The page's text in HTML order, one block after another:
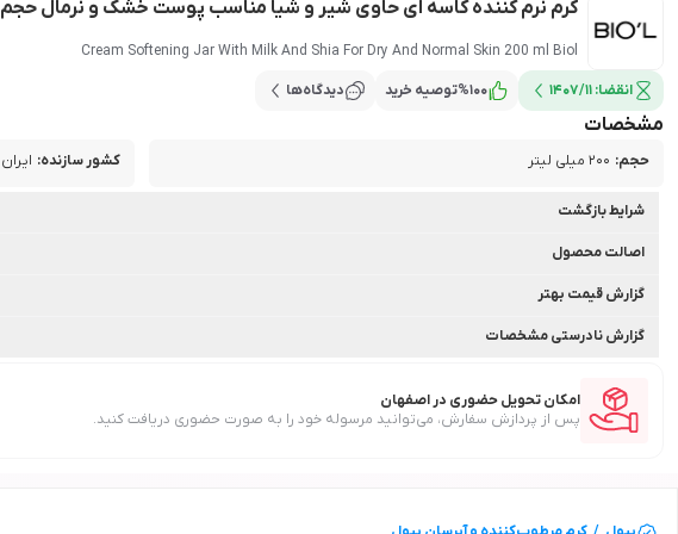
کرم نرم کننده کاسه ای حاوی شیر و شیا مناسب پوست خشک و نرمال حجم 200 میل بیول
Cream Softening Jar With Milk And Shia For Dry And Normal Skin 200 ml Biol
انقضا:1407/11
%100 توصیه خرید دیدگاه‌ها
مشخصات
حجم: 200 میلی لیتر کشور سازنده: ایران
شرایط بازگشت
اصالت محصول
گزارش قیمت بهتر
گزارش نادرستی مشخصات
امکان تحویل حضوری در اصفهان
پس از پردازش سفارش، می‌توانید مرسوله خود را به صورت حضوری دریافت کنید.